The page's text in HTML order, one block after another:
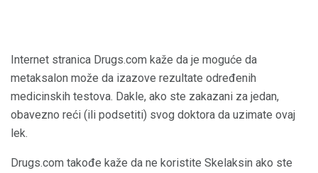
Internet stranica Drugs.com kaže da je moguće da
metaksalon može da izazove rezultate određenih
medicinskih testova. Dakle, ako ste zakazani za jedan,
obavezno reći (ili podsetiti) svog doktora da uzimate ovaj
lek.
Drugs.com takođe kaže da ne koristite Skelaksin ako ste